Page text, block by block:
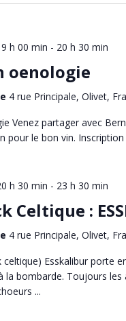
h 00 min - 20 h 30 min
oenologie
4 rue Principale, Olivet,
Venez partager avec
pour le bon vin.
h 30 min - 23 h 30 min
Celtique :
4 rue Principale, Olivet,
celtique) Esskalibur porte
la bombarde. Toujours
...